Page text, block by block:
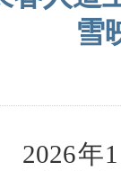
雪
2026年